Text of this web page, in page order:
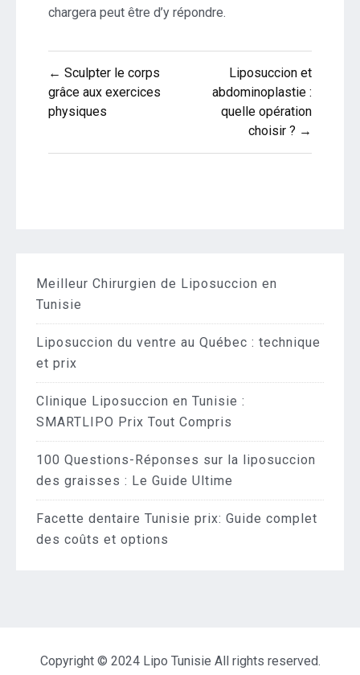
chargera peut être d’y répondre.
Navigation
de
← Sculpter le corps
grâce aux exercices
physiques
Liposuccion et
abdominoplastie :
quelle opération
choisir ? →
Meilleur Chirurgien de Liposuccion en
Tunisie
Liposuccion du ventre au Québec : technique
et prix
Clinique Liposuccion en Tunisie :
SMARTLIPO Prix Tout Compris
100 Questions-Réponses sur la liposuccion
des graisses : Le Guide Ultime
Facette dentaire Tunisie prix: Guide complet
des coûts et options
Copyright © 2024 Lipo Tunisie All rights reserved.